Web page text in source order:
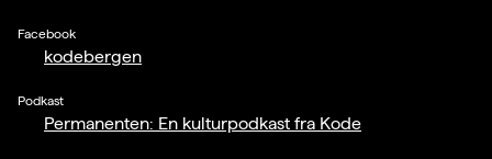
Facebook
kodebergen
Podkast
Permanenten: En kulturpodkast fra Kode